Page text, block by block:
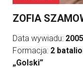
ZOFIA
Data wywiadu:
Formacja: 2
„Golski”